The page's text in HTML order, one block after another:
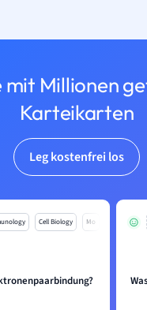
mit Millionen
Karteikarten
Leg kostenfrei los
Cell Biology Mo